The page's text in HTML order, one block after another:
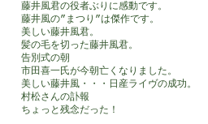
藤井風君の役者ぶりに感動です。
藤井風の”まつり”は傑作です。
美しい藤井風君。
髪の毛を切った藤井風君。
告別式の朝
市田喜一氏が今朝亡くなりました。
美しい藤井風・・・日産ライヴの成功。
村松さんの訃報
ちょっと残念だった！